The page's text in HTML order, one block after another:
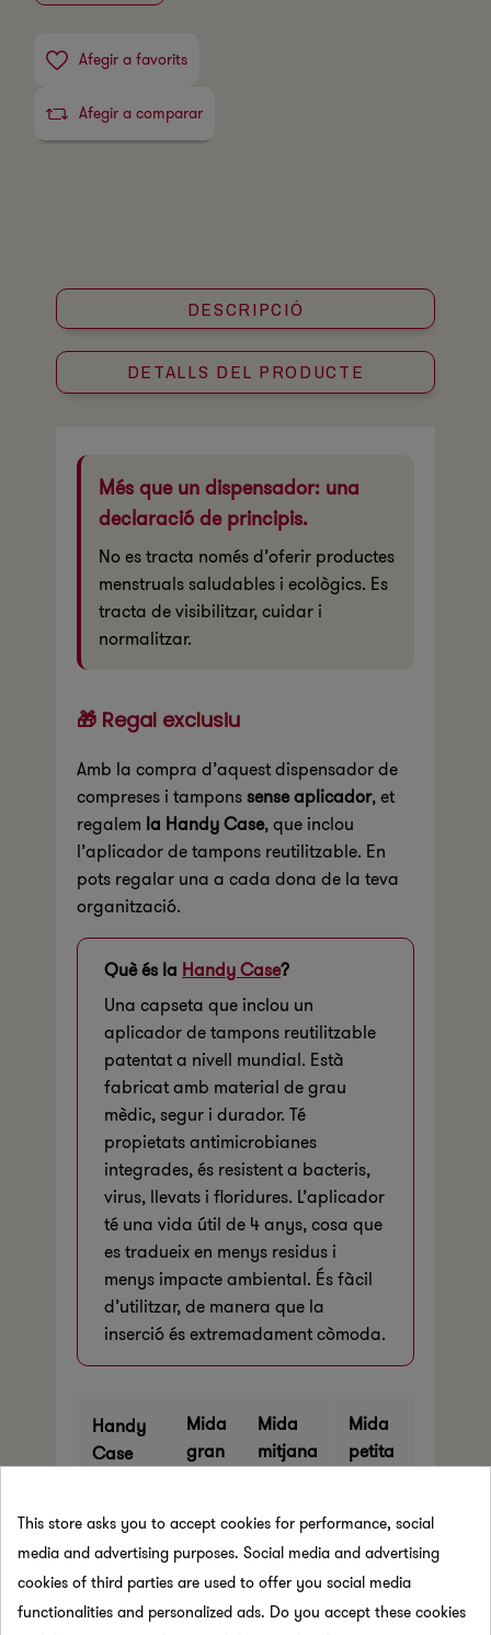
Afegir a favorits
Afegir a comparar
DESCRIPCIÓ
DETALLS DEL PRODUCTE
Més que un dispensador: una
declaració de principis.
No es tracta només d’oferir productes
menstruals saludables i ecològics. Es
tracta de visibilitzar, cuidar i
normalitzar.
🎁 Regal exclusiu
Amb la compra d’aquest dispensador de
compreses i tamponssense aplicador, et
regalem la Handy Case, que inclou
l’aplicador de tampons reutilitzable. En
pots regalar una a cada dona de la teva
organització.
Què és la Handy Case?
Una capseta que inclou un
aplicador de tampons reutilitzable
patentat a nivell mundial. Està
fabricat amb material de grau
mèdic, segur i durador. Té
propietats antimicrobianes
integrades, és resistent a bacteris,
virus, llevats i floridures. L’aplicador
té una vida útil de 4 anys, cosa que
es tradueix en menys residus i
menys impacte ambiental. És fàcil
d’utilitzar, de manera que la
inserció és extremadament còmoda.
Handy
Case
Mida
gran
Mida
mitjana
Mida
petita
Unitats
incloses
Nota:La Handy Casenomés s’inclouamb
This store asks you to accept cookies for performance, social
media and advertising purposes. Social media and advertising
cookies of third parties are used to offer you social media
functionalities and personalized ads. Do you accept these cookies